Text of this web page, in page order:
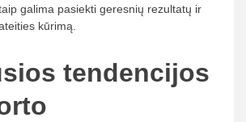
galima pasiekti geresnių rezultatų ir
kūrimą.
tendencijos